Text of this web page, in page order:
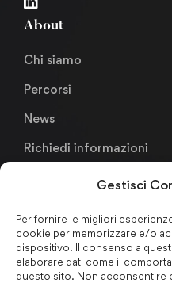
Gestisci
Per fornire le migliori
cookie per memorizzare e/o
dispositivo. Il consenso a
elaborare dati come il
questo sito. Non acconsentire
About
Chi siamo
Percorsi
News
Richiedi informazioni
Metodologia Didattica
Faculty & Staffs